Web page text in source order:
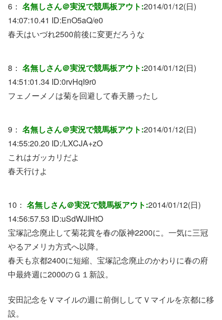
6： 名無しさん＠実況で競馬板アウト:2014/01/12(日)
14:07:10.41 ID:EnO5aQ/e0
春天はいづれ2500前後に変更だろうな
8： 名無しさん＠実況で競馬板アウト:2014/01/12(日)
14:51:01.34 ID:0rvHqI9r0
フェノーメノは菊を回避して春天勝ったし
9： 名無しさん＠実況で競馬板アウト:2014/01/12(日)
14:55:20.20 ID:/LXCJA+zO
これはガッカリだよ
春天行けよ
10： 名無しさん＠実況で競馬板アウト:2014/01/12(日)
14:56:57.53 ID:uSdWJIHtO
宝塚記念廃止して菊花賞を春の阪神2200に。一気に三冠
やるアメリカ方式へ以降。
春天も京都2400に短縮、宝塚記念廃止のかわりに春の府
中最終週に2000のＧ１新設。
安田記念をＶマイルの週に前倒ししてＶマイルを京都に移
設。